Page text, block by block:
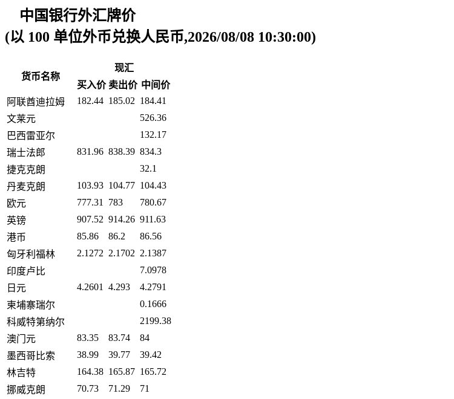
中国银行外汇牌价
(以 100 单位外币兑换人民币,2026/08/08 10:30:00)
货币名称
现汇
买入价 卖出价 中间价
阿联酋迪拉姆
182.44 185.02 184.41
文莱元
526.36
巴西雷亚尔
132.17
瑞士法郎
831.96 838.39 834.3
捷克克朗
32.1
丹麦克朗
103.93 104.77 104.43
欧元
777.31 783
780.67
英镑
907.52 914.26 911.63
港币
85.86 86.2
86.56
匈牙利福林
2.1272 2.1702 2.1387
印度卢比
7.0978
日元
4.2601 4.293
4.2791
柬埔寨瑞尔
0.1666
科威特第纳尔
2199.38
澳门元
83.35 83.74
84
墨西哥比索
38.99 39.77
39.42
林吉特
164.38 165.87 165.72
挪威克朗
70.73 71.29
71